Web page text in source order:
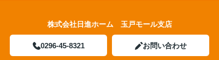
株式会社日進ホーム 玉戸モール支店
0296-45-8321 お問い合わせ